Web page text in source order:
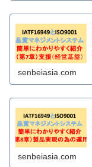
senbeiasia.com
senbeiasia.com